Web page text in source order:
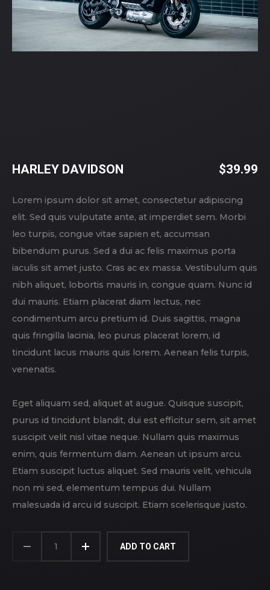
HARLEY DAVIDSON $39.99
Lorem ipsum dolor sit amet, consectetur adipiscing
elit. Sed quis vulputate ante, at imperdiet sem. Morbi
leo turpis, congue vitae sapien et, accumsan
bibendum purus. Sed a dui ac felis maximus porta
iaculis sit amet justo. Cras ac ex massa. Vestibulum quis
nibh aliquet, lobortis mauris in, congue quam. Nunc id
dui mauris. Etiam placerat diam lectus, nec
condimentum arcu pretium id. Duis sagittis, magna
quis fringilla lacinia, leo purus placerat lorem, id
tincidunt lacus mauris quis lorem. Aenean felis turpis,
venenatis.
Eget aliquam sed, aliquet at augue. Quisque suscipit,
purus id tincidunt blandit, dui est efficitur sem, sit amet
suscipit velit nisl vitae neque. Nullam quis maximus
enim, quis fermentum diam. Aenean ut ipsum arcu.
Etiam suscipit luctus aliquet. Sed mauris velit, vehicula
non mi sed, elementum tempus dui. Nullam
malesuada id arcu id suscipit. Etiam scelerisque justo.
HARLEY
DAVIDSON
ADD TO CART